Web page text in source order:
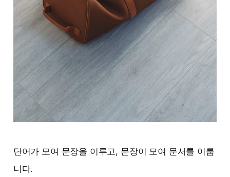
단어가 모여 문장을 이루고, 문장이 모여 문서를 이룹
니다.